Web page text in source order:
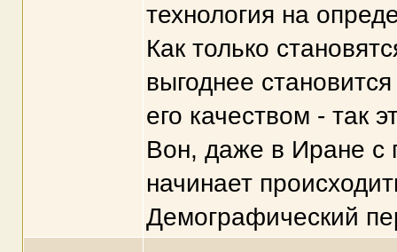
технология на
Как только
выгоднее
его качеством - так
Вон, даже в Иране с
начинает
Демографический